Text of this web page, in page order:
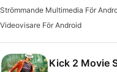
Strömmande Multimedia För
Videovisare För Android
Kick 2 Movie